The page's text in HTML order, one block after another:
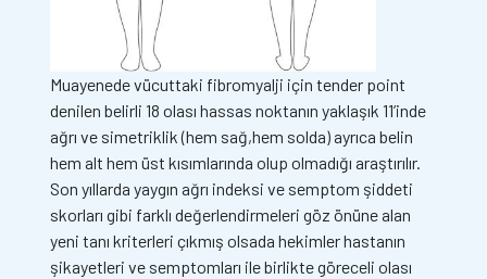
Muayenede vücuttaki fibromyalji için tender point
denilen belirli 18 olası hassas noktanın yaklaşık 11’inde
ağrı ve simetriklik (hem sağ,hem solda) ayrıca belin
hem alt hem üst kısımlarında olup olmadığı araştırılır.
Son yıllarda yaygın ağrı indeksi ve semptom şiddeti
skorları gibi farklı değerlendirmeleri göz önüne alan
yeni tanı kriterleri çıkmış olsada hekimler hastanın
şikayetleri ve semptomları ile birlikte göreceli olası